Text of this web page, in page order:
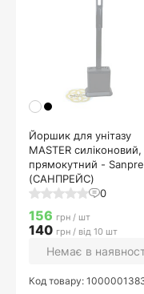
Йоршик для унітазу
MASTER силіконовий,
прямокутний -
(САНПРЕЙС)
0
156 грн / шт
140 грн / від 10 шт
Немає в
Код товару: